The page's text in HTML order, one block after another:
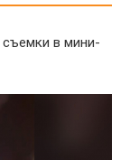
в мини-